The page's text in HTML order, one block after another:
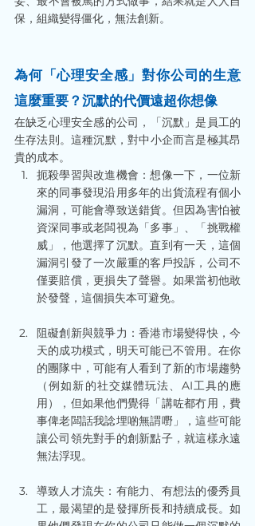
保，組織變得僵化，無法創新。
為何「心理安全感」對你公司的生意
這麼重要？沉默的代價遠超你想像
在缺乏心理安全感的公司，「沉默」是員工的
生存法則。這種沉默，對中小企而言是極其昂
貴的成本。
扼殺學習與改進機會：想像一下，一位新
來的同事發現沿用多年的出貨流程有個小
漏洞，可能會導致送錯貨。但因為害怕被
資深同事或老闆視為「多事」、「挑戰權
威」，他選擇了沉默。直到有一天，這個
漏洞引發了一次嚴重的客戶投訴，公司不
僅要賠償，更損失了聲譽。如果當初他敢
於發聲，這個損失本可避免。
阻礙創新與競爭力：香港市場變得快，今
天的成功模式，明天可能已不管用。在你
的團隊中，可能有人看到了新的市場趨勢
（例如新的社交媒體玩法、AI工具的應
用），但如果他們覺得「講咗都冇用，費
事俾老闆話我諗埋啲無謂嘢」，這些可能
讓公司領先對手的創新點子，就這樣永遠
無法浮現。
導致人才流失：有能力、有想法的優秀員
工，最渴望的是發揮所長和持續成長。如